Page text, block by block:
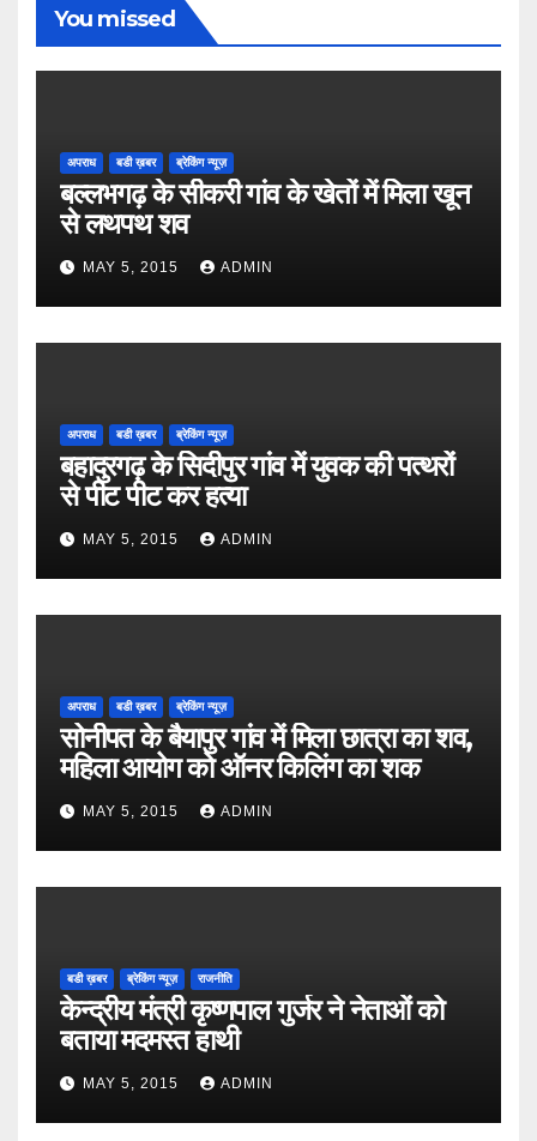
You missed
अपराध बडी ख़बर ब्रेकिंग न्यूज़
बल्लभगढ़ के सीकरी गांव के खेतों में मिला खून
से लथपथ शव
MAY 5, 2015 ADMIN
अपराध बडी ख़बर ब्रेकिंग न्यूज़
बहादुरगढ़ के सिदीपुर गांव में युवक की पत्थरों
से पीट पीट कर हत्या
MAY 5, 2015 ADMIN
अपराध बडी ख़बर ब्रेकिंग न्यूज़
सोनीपत के बैयापुर गांव में मिला छात्रा का शव,
महिला आयोग को ऑनर किलिंग का शक
MAY 5, 2015 ADMIN
बडी ख़बर ब्रेकिंग न्यूज़ राजनीति
केन्द्रीय मंत्री कृष्णपाल गुर्जर ने नेताओं को
बताया मदमस्त हाथी
MAY 5, 2015 ADMIN